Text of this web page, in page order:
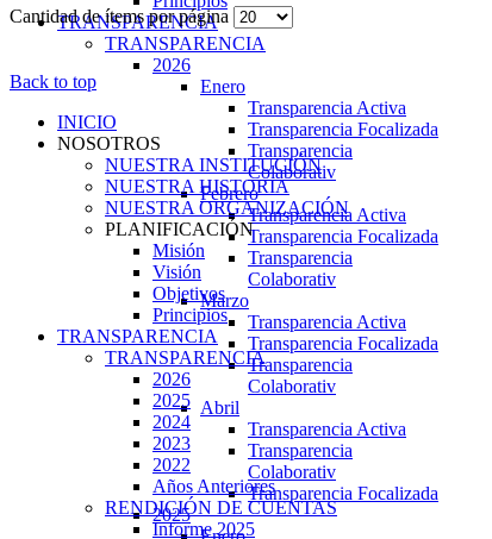
TRANSPARENCIA
TRANSPARENCIA
2026
Enero
Transparencia Activa
Transparencia Focalizada
Transparencia
Colaborativ
Febrero
Transparencia Activa
Transparencia Focalizada
Transparencia
Colaborativ
Marzo
Transparencia Activa
Transparencia Focalizada
Transparencia
Colaborativ
Abril
Transparencia Activa
Transparencia
Colaborativ
Transparencia Focalizada
2025
Cantidad de ítems por página
Back to top
INICIO
NOSOTROS
NUESTRA INSTITUCIÓN
NUESTRA HISTORIA
NUESTRA ORGANIZACIÓN
PLANIFICACIÓN
Misión
Visión
Objetivos
Principios
TRANSPARENCIA
TRANSPARENCIA
2026
2025
2024
2023
2022
Años Anteriores
RENDICIÓN DE CUENTAS
Informe 2025